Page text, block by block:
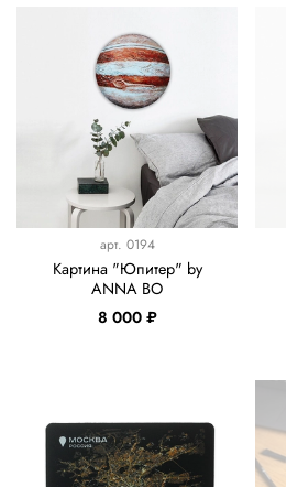
арт. 0194
Картина "Юпитер" by
ANNA BO
8 000 ₽